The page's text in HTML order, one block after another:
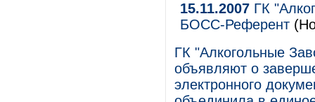
15.11.2007 ГК
БОСС-Референт
ГК "Алкогольные
объявляют о
электронного